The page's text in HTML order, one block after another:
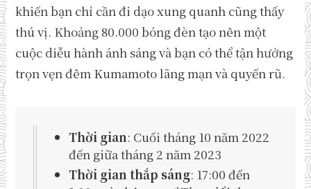
khiến bạn chỉ cần đi dạo xung quanh cũng thấy
thú vị. Khoảng 80.000 bóng đèn tạo nên một
cuộc diễu hành ánh sáng và bạn có thể tận hưởng
trọn vẹn đêm Kumamoto lãng mạn và quyến rũ.
Thời gian: Cuối tháng 10 năm 2022
đến giữa tháng 2 năm 2023
Thời gian thắp sáng: 17:00 đến